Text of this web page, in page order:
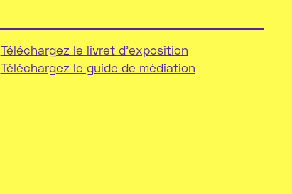
Téléchargez le livret d'exposition
Téléchargez le guide de médiation